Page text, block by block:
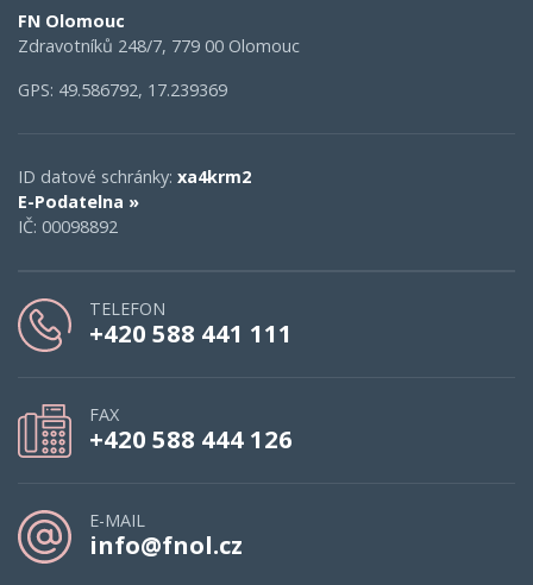
FN Olomouc
Zdravotníků 248/7, 779 00 Olomouc
GPS: 49.586792, 17.239369
ID datové schránky: xa4krm2
E-Podatelna »
IČ: 00098892
TELEFON
+420 588 441 111
FAX
+420 588 444 126
E-MAIL
info@fnol.cz